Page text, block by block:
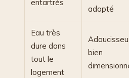
entartrés
adapté
Eau très
dure dans
tout le
logement
bien